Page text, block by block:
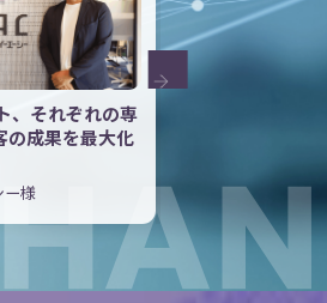
、それぞれの専
の成果を最大化
ー様 株式会社宮川製作所